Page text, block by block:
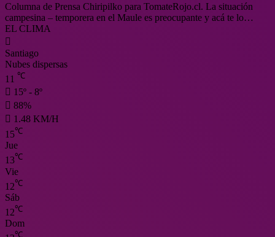
Columna de Prensa Chiripilko para TomateRojo.cl. La situación
campesina – temporera en el Maule es preocupante y acá te lo…
EL CLIMA
Santiago
Nubes dispersas
11 ℃
15º - 8º
88%
1.48 KM/H
15℃
Jue
13℃
Vie
12℃
Sáb
12℃
Dom
℃